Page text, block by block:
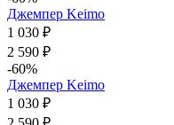
Джемпер Keimo
1 030 ₽
2 590 ₽
-60%
Джемпер Keimo
1 030 ₽